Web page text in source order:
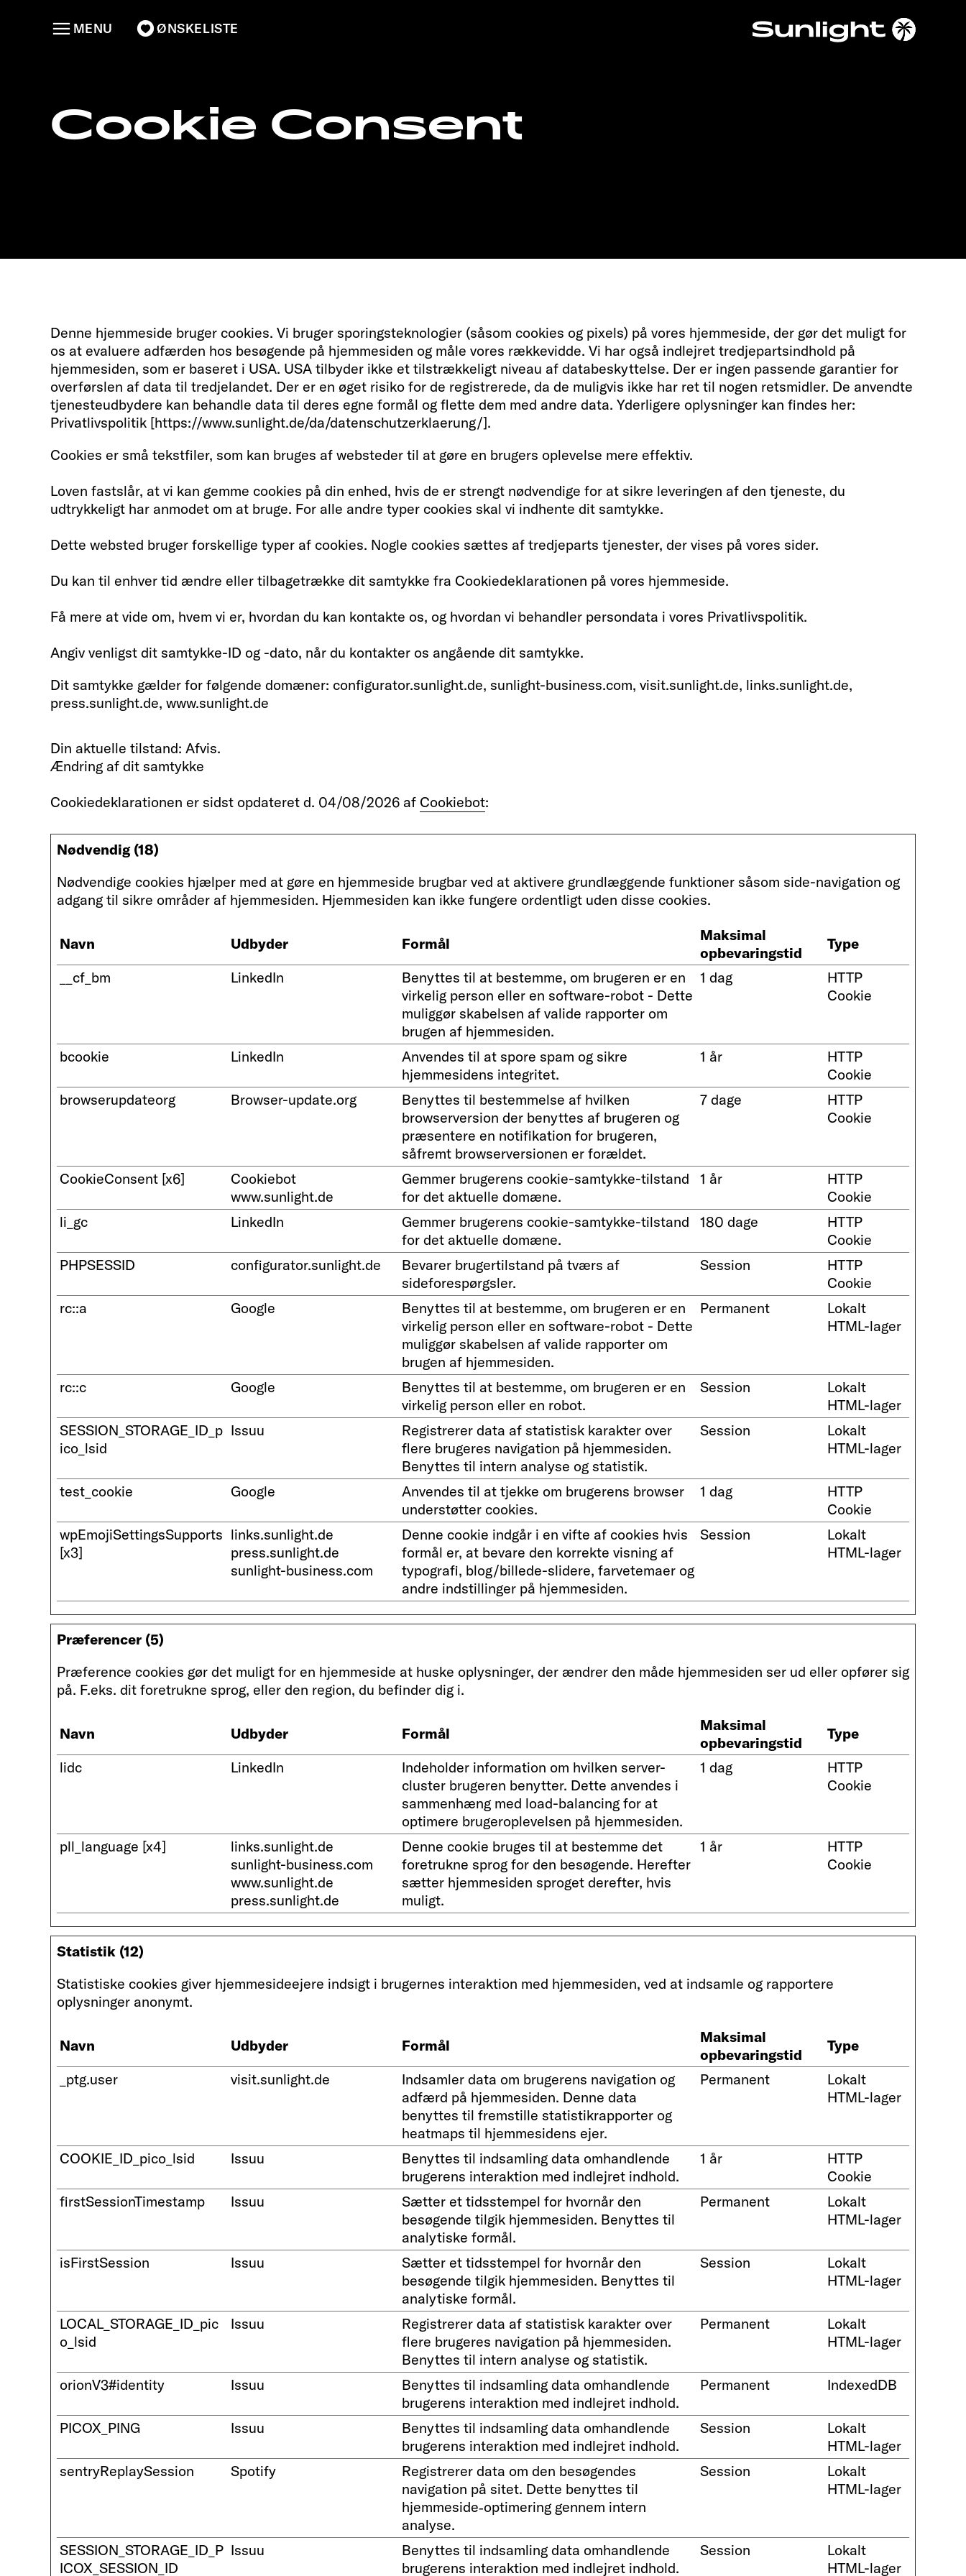
ØNSKELISTE
MENU
Cookie Consent
Denne hjemmeside bruger cookies. Vi bruger sporingsteknologier (såsom cookies og pixels) på vores hjemmeside, der gør det muligt for
os at evaluere adfærden hos besøgende på hjemmesiden og måle vores rækkevidde. Vi har også indlejret tredjepartsindhold på
hjemmesiden, som er baseret i USA. USA tilbyder ikke et tilstrækkeligt niveau af databeskyttelse. Der er ingen passende garantier for
overførslen af data til tredjelandet. Der er en øget risiko for de registrerede, da de muligvis ikke har ret til nogen retsmidler. De anvendte
tjenesteudbydere kan behandle data til deres egne formål og flette dem med andre data. Yderligere oplysninger kan findes her:
Privatlivspolitik [https://www.sunlight.de/da/datenschutzerklaerung/].
Cookies er små tekstfiler, som kan bruges af websteder til at gøre en brugers oplevelse mere effektiv.
Loven fastslår, at vi kan gemme cookies på din enhed, hvis de er strengt nødvendige for at sikre leveringen af den tjeneste, du
udtrykkeligt har anmodet om at bruge. For alle andre typer cookies skal vi indhente dit samtykke.
Dette websted bruger forskellige typer af cookies. Nogle cookies sættes af tredjeparts tjenester, der vises på vores sider.
Du kan til enhver tid ændre eller tilbagetrække dit samtykke fra Cookiedeklarationen på vores hjemmeside.
Få mere at vide om, hvem vi er, hvordan du kan kontakte os, og hvordan vi behandler persondata i vores Privatlivspolitik.
Angiv venligst dit samtykke-ID og -dato, når du kontakter os angående dit samtykke.
Dit samtykke gælder for følgende domæner: configurator.sunlight.de, sunlight-business.com, visit.sunlight.de, links.sunlight.de,
press.sunlight.de, www.sunlight.de
Din aktuelle tilstand: Afvis.
Ændring af dit samtykke
Cookiedeklarationen er sidst opdateret d. 04/08/2026 af Cookiebot:
Nødvendig (18)
Nødvendige cookies hjælper med at gøre en hjemmeside brugbar ved at aktivere grundlæggende funktioner såsom side-navigation og
adgang til sikre områder af hjemmesiden. Hjemmesiden kan ikke fungere ordentligt uden disse cookies.
Navn Udbyder Formål
Maksimal
opbevaringstid
Type
__cf_bm
LinkedIn
Benyttes til at bestemme, om brugeren er en
virkelig person eller en software-robot - Dette
muliggør skabelsen af valide rapporter om
brugen af hjemmesiden.
1 dag
HTTP
Cookie
bcookie LinkedIn
Anvendes til at spore spam og sikre
hjemmesidens integritet.
1 år
HTTP
Cookie
browserupdateorg
Browser-update.org
Benyttes til bestemmelse af hvilken
browserversion der benyttes af brugeren og
præsentere en notifikation for brugeren,
såfremt browserversionen er forældet.
7 dage
HTTP
Cookie
CookieConsent [x6]
Cookiebot
www.sunlight.de
Gemmer brugerens cookie-samtykke-tilstand
for det aktuelle domæne.
1 år
HTTP
Cookie
li_gc
LinkedIn
Gemmer brugerens cookie-samtykke-tilstand
for det aktuelle domæne.
180 dage
HTTP
Cookie
PHPSESSID
configurator.sunlight.de
Bevarer brugertilstand på tværs af
sideforespørgsler.
Session
HTTP
Cookie
rc::a
Google
Benyttes til at bestemme, om brugeren er en
virkelig person eller en software-robot - Dette
muliggør skabelsen af valide rapporter om
brugen af hjemmesiden.
Permanent
Lokalt
HTML-lager
rc::c Google
Benyttes til at bestemme, om brugeren er en
virkelig person eller en robot.
Session
Lokalt
HTML-lager
SESSION_STORAGE_ID_p
ico_lsid
Issuu
Registrerer data af statistisk karakter over
flere brugeres navigation på hjemmesiden.
Benyttes til intern analyse og statistik.
Session
Lokalt
HTML-lager
test_cookie Google
Anvendes til at tjekke om brugerens browser
understøtter cookies.
1 dag
HTTP
Cookie
wpEmojiSettingsSupports
[x3]
links.sunlight.de
press.sunlight.de
sunlight-business.com
Denne cookie indgår i en vifte af cookies hvis
formål er, at bevare den korrekte visning af
typografi, blog/billede-slidere, farvetemaer og
andre indstillinger på hjemmesiden.
Session
Lokalt
HTML-lager
Præferencer (5)
Præference cookies gør det muligt for en hjemmeside at huske oplysninger, der ændrer den måde hjemmesiden ser ud eller opfører sig
på. F.eks. dit foretrukne sprog, eller den region, du befinder dig i.
Navn Udbyder Formål
Maksimal
opbevaringstid
Type
lidc
LinkedIn
Indeholder information om hvilken server-
cluster brugeren benytter. Dette anvendes i
sammenhæng med load-balancing for at
optimere brugeroplevelsen på hjemmesiden.
1 dag
HTTP
Cookie
pll_language [x4]
links.sunlight.de
sunlight-business.com
www.sunlight.de
press.sunlight.de
Denne cookie bruges til at bestemme det
foretrukne sprog for den besøgende. Herefter
sætter hjemmesiden sproget derefter, hvis
muligt.
1 år
HTTP
Cookie
Statistik (12)
Statistiske cookies giver hjemmesideejere indsigt i brugernes interaktion med hjemmesiden, ved at indsamle og rapportere
oplysninger anonymt.
Navn Udbyder Formål
Maksimal
opbevaringstid
Type
_ptg.user
visit.sunlight.de
Indsamler data om brugerens navigation og
adfærd på hjemmesiden. Denne data
benyttes til fremstille statistikrapporter og
heatmaps til hjemmesidens ejer.
Permanent
Lokalt
HTML-lager
COOKIE_ID_pico_lsid Issuu
Benyttes til indsamling data omhandlende
brugerens interaktion med indlejret indhold.
1 år
HTTP
Cookie
firstSessionTimestamp
Issuu
Sætter et tidsstempel for hvornår den
besøgende tilgik hjemmesiden. Benyttes til
analytiske formål.
Permanent
Lokalt
HTML-lager
isFirstSession Issuu
Sætter et tidsstempel for hvornår den
besøgende tilgik hjemmesiden. Benyttes til
analytiske formål.
Session
Lokalt
HTML-lager
LOCAL_STORAGE_ID_pic
o_lsid
Issuu
Registrerer data af statistisk karakter over
flere brugeres navigation på hjemmesiden.
Benyttes til intern analyse og statistik.
Permanent
Lokalt
HTML-lager
orionV3#identity Issuu
Benyttes til indsamling data omhandlende
brugerens interaktion med indlejret indhold.
Permanent IndexedDB
PICOX_PING Issuu
Benyttes til indsamling data omhandlende
brugerens interaktion med indlejret indhold.
Session
Lokalt
HTML-lager
sentryReplaySession
Spotify
Registrerer data om den besøgendes
navigation på sitet. Dette benyttes til
hjemmeside‐optimering gennem intern
analyse.
Session
Lokalt
HTML-lager
SESSION_STORAGE_ID_P
ICOX_SESSION_ID
Issuu
Benyttes til indsamling data omhandlende
brugerens interaktion med indlejret indhold.
Session
Lokalt
HTML-lager